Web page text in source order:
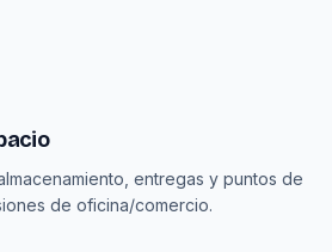
entregas y puntos de
de oficina/comercio.